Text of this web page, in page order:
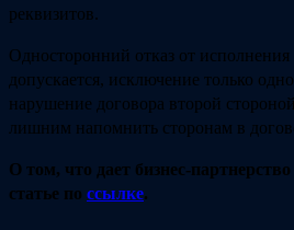
реквизитов.
Односторонний отказ от исполнения
допускается, исключение только
нарушение договора второй
лишним напомнить сторонам в
О том, что дает бизнес-
статье по ссылке.